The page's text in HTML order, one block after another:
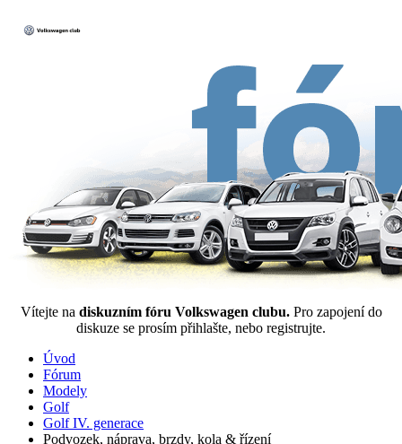
Vítejte na diskuzním fóru Volkswagen clubu. Pro zapojení do
diskuze se prosím přihlašte, nebo registrujte.
Úvod
Fórum
Modely
Golf
Golf IV. generace
Podvozek, náprava, brzdy, kola & řízení